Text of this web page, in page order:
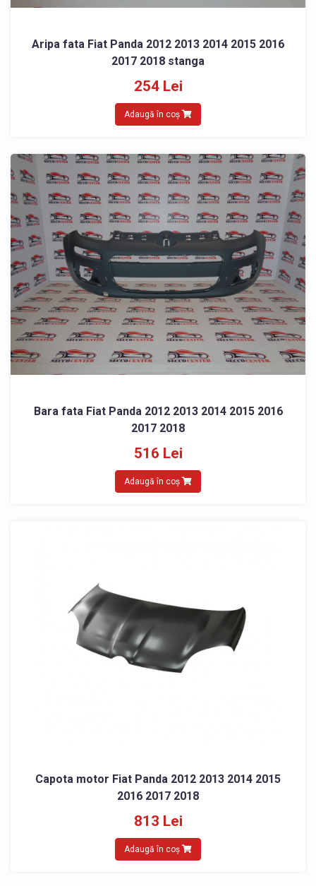
Aripa fata Fiat Panda 2012 2013 2014 2015 2016
2017 2018 stanga
254 Lei
Adaugă în coș
Bara fata Fiat Panda 2012 2013 2014 2015 2016
2017 2018
516 Lei
Adaugă în coș
Capota motor Fiat Panda 2012 2013 2014 2015
2016 2017 2018
813 Lei
Adaugă în coș